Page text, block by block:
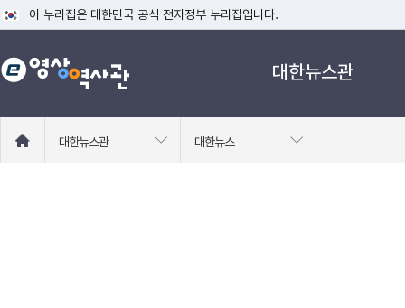
이 누리집은 대한민국 공식 전자정부 누리집입니다.
공식 누리집 주소 확인하기
go.kr 주소를 사용하는 누리집은 대한민국 정부기관이 관리하는 누리집입니
대한뉴스관
로
대한뉴스관 대한뉴스